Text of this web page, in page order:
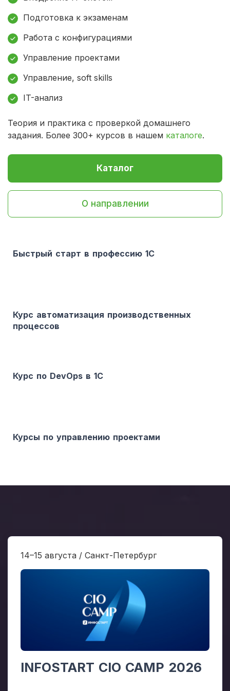
Быстрый старт в профессию 1С
Курс автоматизация производственных
процессов
Курс по DevOps в 1С
Курсы по управлению проектами
Подготовка к экзаменам
Работа с конфигурациями
Управление проектами
Управление, soft skills
IT-анализ
Теория и практика с проверкой домашнего
задания. Более 300+ курсов в нашем каталоге.
Каталог
О направлении
14–15 августа / Санкт-Петербург
INFOSTART CIO CAMP 2026